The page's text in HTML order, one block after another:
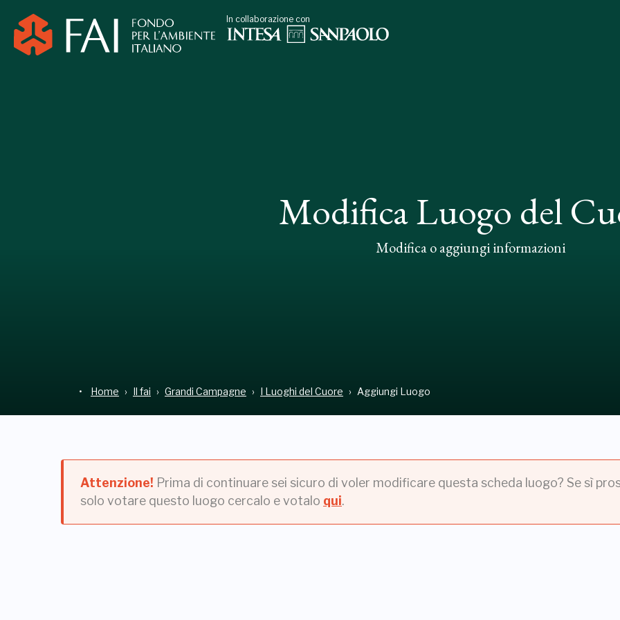
In collaborazione con
Modifica Luogo del
Modifica o aggiungi informazioni
Home Il fai Grandi Campagne I Luoghi del Cuore Aggiungi Luogo
Attenzione! Prima di continuare sei sicuro di voler modificare questa scheda luogo? Se sì
solo votare questo luogo cercalo e votalo qui.